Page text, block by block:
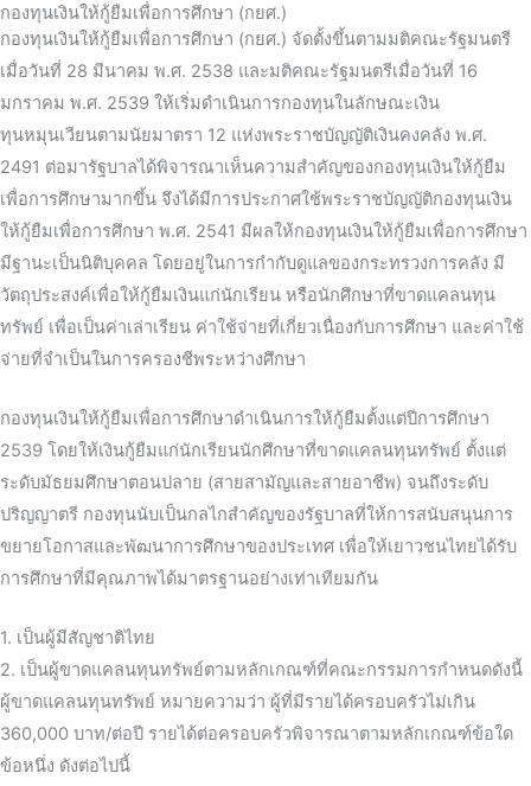
กองทุนเงินให้กู้ยืมเพื่อการศึกษา (กยศ.)
กองทุนเงินให้กู้ยืมเพื่อการศึกษา (กยศ.) จัดตั้งขึ้นตามมติคณะรัฐมนตรี
เมื่อวันที่ 28 มีนาคม พ.ศ. 2538 และมติคณะรัฐมนตรีเมื่อวันที่ 16
มกราคม พ.ศ. 2539 ให้เริ่มดำเนินการกองทุนในลักษณะเงิน
ทุนหมุนเวียนตามนัยมาตรา 12 แห่งพระราชบัญญัติเงินคงคลัง พ.ศ.
2491 ต่อมารัฐบาลได้พิจารณาเห็นความสำคัญของกองทุนเงินให้กู้ยืม
เพื่อการศึกษามากขึ้น จึงได้มีการประกาศใช้พระราชบัญญัติกองทุนเงิน
ให้กู้ยืมเพื่อการศึกษา พ.ศ. 2541 มีผลให้กองทุนเงินให้กู้ยืมเพื่อการศึกษา
มีฐานะเป็นนิติบุคคล โดยอยู่ในการกำกับดูแลของกระทรวงการคลัง มี
วัตถุประสงค์เพื่อให้กู้ยืมเงินแก่นักเรียน หรือนักศึกษาที่ขาดแคลนทุน
ทรัพย์ เพื่อเป็นค่าเล่าเรียน ค่าใช้จ่ายที่เกี่ยวเนื่องกับการศึกษา และค่าใช้
จ่ายที่จำเป็นในการครองชีพระหว่างศึกษา
กองทุนเงินให้กู้ยืมเพื่อการศึกษาดำเนินการให้กู้ยืมตั้งแต่ปีการศึกษา
2539 โดยให้เงินกู้ยืมแก่นักเรียนนักศึกษาที่ขาดแคลนทุนทรัพย์ ตั้งแต่
ระดับมัธยมศึกษาตอนปลาย (สายสามัญและสายอาชีพ) จนถึงระดับ
ปริญญาตรี กองทุนนับเป็นกลไกสำคัญของรัฐบาลที่ให้การสนับสนุนการ
ขยายโอกาสและพัฒนาการศึกษาของประเทศ เพื่อให้เยาวชนไทยได้รับ
การศึกษาที่มีคุณภาพได้มาตรฐานอย่างเท่าเทียมกัน
1. เป็นผู้มีสัญชาติไทย
2. เป็นผู้ขาดแคลนทุนทรัพย์ตามหลักเกณฑ์ที่คณะกรรมการกำหนดดังนี้
ผู้ขาดแคลนทุนทรัพย์ หมายความว่า ผู้ที่มีรายได้ครอบครัวไม่เกิน
360,000 บาท/ต่อปี รายได้ต่อครอบครัวพิจารณาตามหลักเกณฑ์ข้อใด
ข้อหนึ่ง ดังต่อไปนี้